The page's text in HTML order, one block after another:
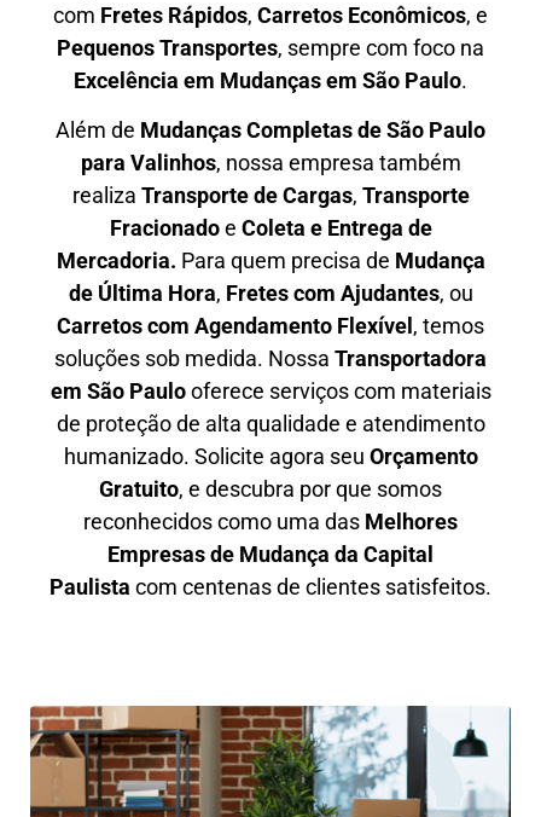
com Fretes Rápidos, Carretos Econômicos, e
Pequenos Transportes, sempre com foco na
Excelência em Mudanças em São Paulo.
Além de Mudanças Completas de São Paulo
para Valinhos, nossa empresa também
realiza Transporte de Cargas, Transporte
Fracionadoe Coleta e Entrega de
Mercadoria. Para quem precisa de Mudança
de Última Hora, Fretes com Ajudantes, ou
Carretos com Agendamento Flexível , temos
soluções sob medida. Nossa Transportadora
em São Paulooferece serviços com materiais
de proteção de alta qualidade e atendimento
humanizado. Solicite agora seu Orçamento
Gratuito, e descubra por que somos
reconhecidos como uma das Melhores
Empresas de Mudança da Capital
Paulista com centenas de clientes satisfeitos.